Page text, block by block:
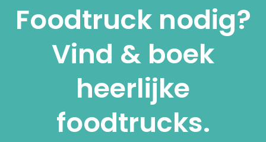
Foodtruck nodig?
Vind & boek
heerlijke
foodtrucks.